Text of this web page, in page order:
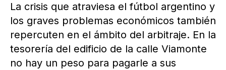
La crisis que atraviesa el fútbol argentino y
los graves problemas económicos también
repercuten en el ámbito del arbitraje. En la
tesorería del edificio de la calle Viamonte
no hay un peso para pagarle a sus